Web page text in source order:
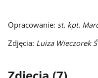
Opracowanie: st. kpt.
Zdjęcia: Luiza Wieczorek